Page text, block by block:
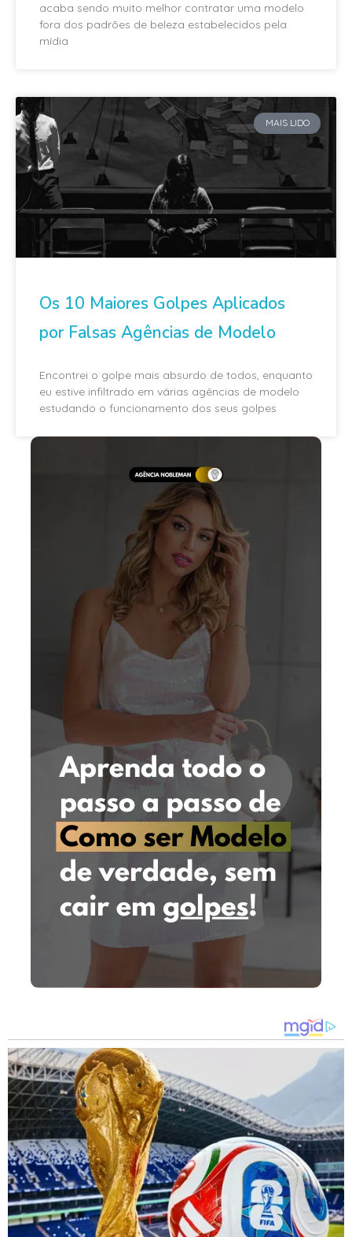
acaba sendo muito melhor contratar uma modelo
fora dos padrões de beleza estabelecidos pela
mídia
MAIS LIDO
Os 10 Maiores Golpes Aplicados
por Falsas Agências de Modelo
Encontrei o golpe mais absurdo de todos, enquanto
eu estive infiltrado em várias agências de modelo
estudando o funcionamento dos seus golpes